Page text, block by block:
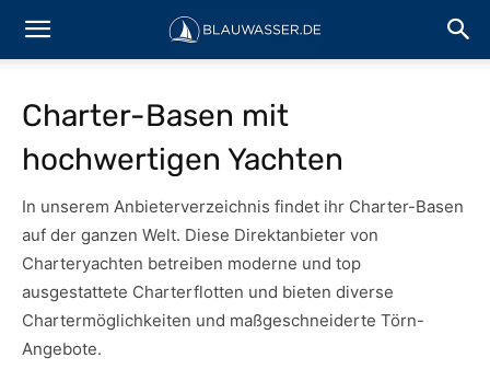
Charter-Basen mit
hochwertigen Yachten
In unserem Anbieterverzeichnis findet ihr Charter-Basen
auf der ganzen Welt. Diese Direktanbieter von
Charteryachten betreiben moderne und top
ausgestattete Charterflotten und bieten diverse
Chartermöglichkeiten und maßgeschneiderte Törn-
Angebote.